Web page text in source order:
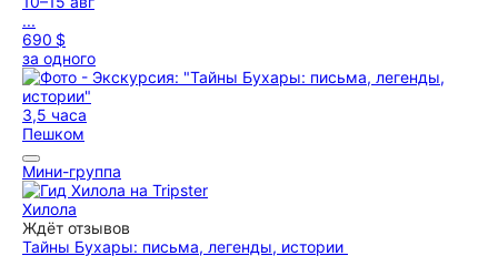
...
690 $
за одного
3,5 часа
Пешком
Мини-группа
Хилола
Ждёт отзывов
Тайны Бухары: письма, легенды, истории